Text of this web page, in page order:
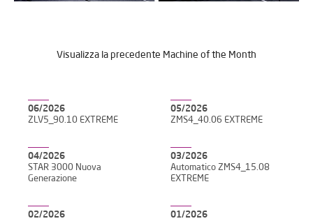
Visualizza la precedente Machine of the Month
06/2026
ZLV5_90.10 EXTREME
05/2026
ZMS4_40.06 EXTREME
04/2026
STAR 3000 Nuova
Generazione
03/2026
Automatico ZMS4_15.08
EXTREME
02/2026
01/2026